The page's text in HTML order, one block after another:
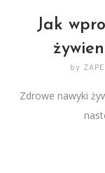
Jak
by
Zdrowe nawyki